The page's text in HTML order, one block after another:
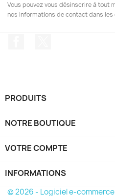
Vous pouvez vous désinscrire à tout
nos informations de contact dans
PRODUITS
NOTRE BOUTIQUE
VOTRE COMPTE
INFORMATIONS
© 2026 - Logiciel e-